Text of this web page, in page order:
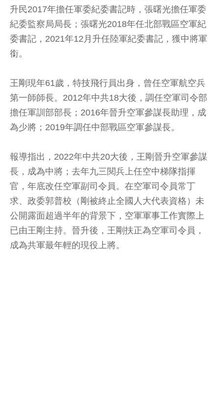
升民2017年擔任軍委紀委書記時，張曙光擔任軍委
紀委監察局局長；張曙光2018年任北部戰區空軍紀
委書記，2021年12月升任陸軍紀委書記，獲中將軍
銜。
王剛現年61歲，特技飛行員出身，曾任空軍航空兵
第一師師長。2012年中共18大後，調任空軍司令部
擔任軍訓部部長；2016年晉升空軍參謀長助理，成
為少將；2019年調任中部戰區空軍參謀長。
報導指出，2022年中共20大後，王剛晉升空軍參謀
長，成為中將；去年九三閱兵上任空中梯隊指揮
官，年底改任空軍副司令員。在空軍司令員常丁
求、政委郭普校（剛被終止全國人大代表資格）未
公開露面超過半年的背景下，空軍軍事工作實際上
已由王剛主持。晉升後，王剛扶正為空軍司令員，
成為共軍最年輕的現役上將。